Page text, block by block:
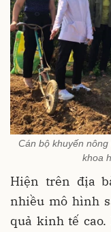
Cán bộ khuyến
khoa
Hiện trên địa
nhiều mô hình
quả kinh tế